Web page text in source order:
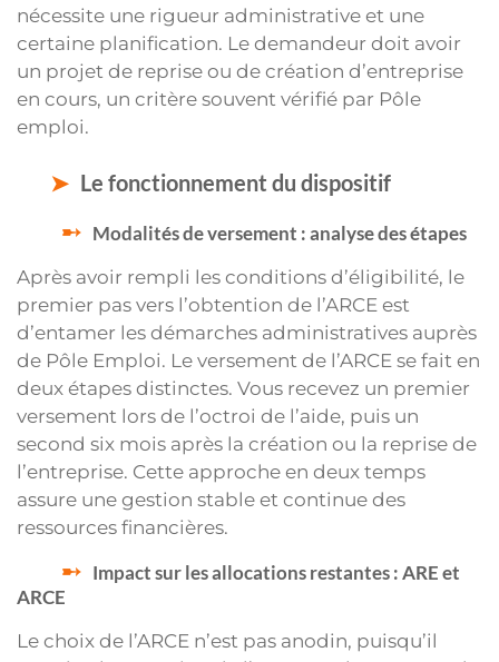
nécessite une rigueur administrative et une
certaine planification. Le demandeur doit avoir
un projet de reprise ou de création d’entreprise
en cours, un critère souvent vérifié par Pôle
emploi.
Le fonctionnement du dispositif
Modalités de versement : analyse des étapes
Après avoir rempli les conditions d’éligibilité, le
premier pas vers l’obtention de l’ARCE est
d’entamer les démarches administratives auprès
de Pôle Emploi. Le versement de l’ARCE se fait en
deux étapes distinctes. Vous recevez un premier
versement lors de l’octroi de l’aide, puis un
second six mois après la création ou la reprise de
l’entreprise. Cette approche en deux temps
assure une gestion stable et continue des
ressources financières.
Impact sur les allocations restantes : ARE et
ARCE
Le choix de l’ARCE n’est pas anodin, puisqu’il